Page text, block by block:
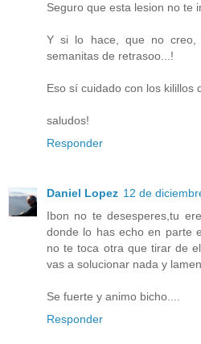
Seguro que esta lesion no te
Y si lo hace, que no creo,
semanitas de retrasoo...!
Eso sí cuidado con los kilillos
saludos!
Responder
Daniel Lopez 12 de
Ibon no te desesperes,tu
donde lo has echo en parte
no te toca otra que tirar de
vas a solucionar nada y
Se fuerte y animo bicho....
Responder